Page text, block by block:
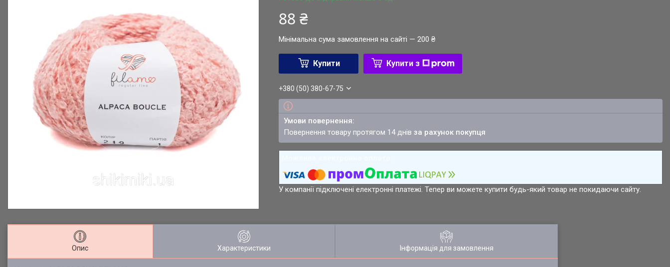
88 ₴
Мінімальна сума замовлення на сайті — 200 ₴
Купити Купити з
+380 (50) 380-67-75
повернення товару протягом 14 днівза рахунок покупця
У компанії підключені електронні платежі. Тепер ви можете купити будь-який товар не покидаючи сайту.
Опис Характеристики Інформація для замовлення